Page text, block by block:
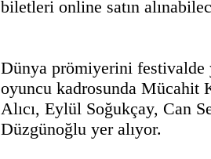
biletleri online satın
Dünya prömiyerini
oyuncu kadrosunda Mücahit
Alıcı, Eylül Soğukçay, Can
Düzgünoğlu yer alıyor.